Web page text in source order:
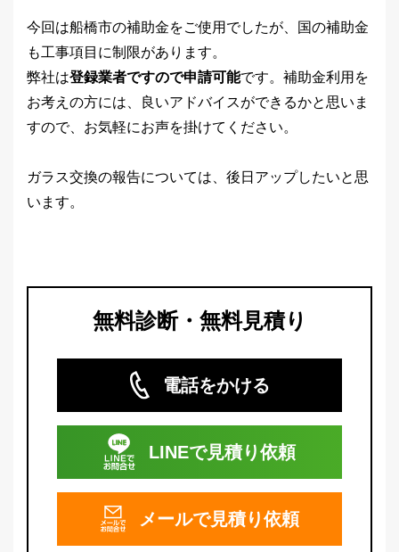
今回は船橋市の補助金をご使用でしたが、国の補助金
も工事項目に制限があります。
弊社は登録業者ですので申請可能です。補助金利用を
お考えの方には、良いアドバイスができるかと思いま
すので、お気軽にお声を掛けてください。
ガラス交換の報告については、後日アップしたいと思
います。
無料診断・無料見積り
電話をかける
LINEで見積り依頼
メールで見積り依頼